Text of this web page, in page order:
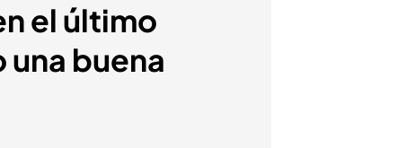
el último
buena